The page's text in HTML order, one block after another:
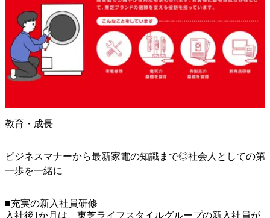
教育・成長
ビジネスマナーから最新家電の知識まで◎社会人としての第
一歩を一緒に
■充実の新入社員研修
入社後1か月は、東芝ライフスタイルグループの新入社員が